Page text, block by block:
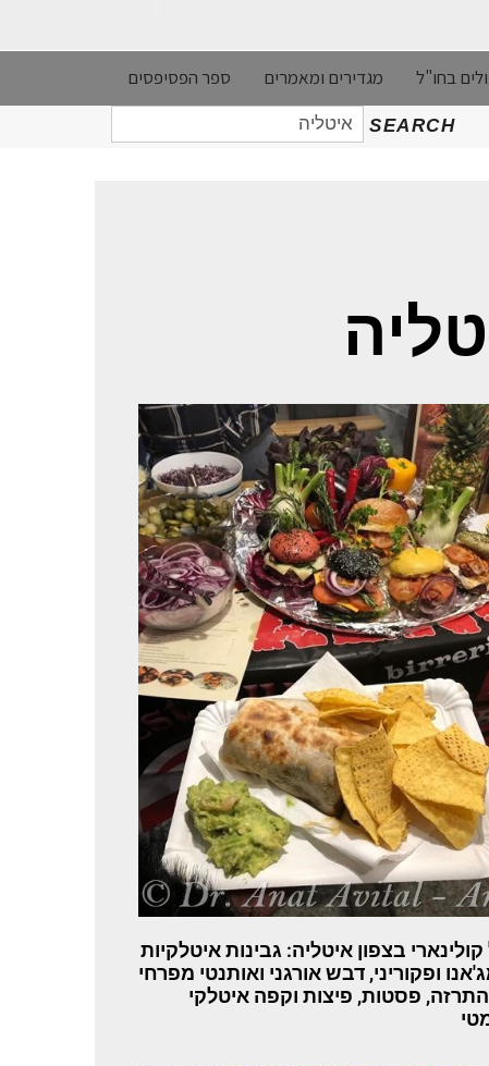
בחו"ל מגדירים ומאמרים ספר הפסיפסים
SEARCH
חיפוש
עבור:
קולינארי בצפון איטליה: גבינות איטלקיות
ופקוריני, דבש אורגני ואותנטי מפרחי
פסטות, פיצות וקפה איטלקי